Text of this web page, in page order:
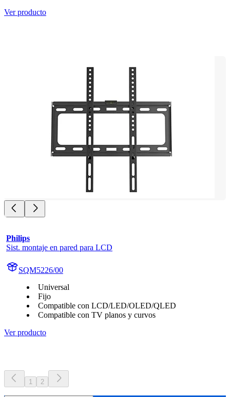
Ver producto
Philips
Sist. montaje en pared para LCD
SQM5226/00
Universal
Fijo
Compatible con LCD/LED/OLED/QLED
Compatible con TV planos y curvos
Ver producto
1 2